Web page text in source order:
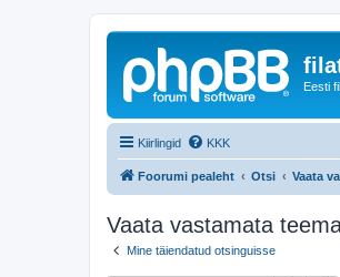
Eesti
Kiirlingid KKK
Foorumi pealeht Otsi Vaata
Vaata vastamata
Mine täiendatud otsinguisse